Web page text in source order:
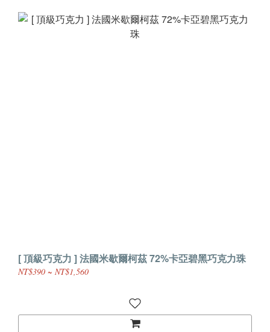
[ 頂級巧克力 ] 法國米歇爾柯茲 72%卡亞碧黑巧克力珠
NT$390 ~ NT$1,560